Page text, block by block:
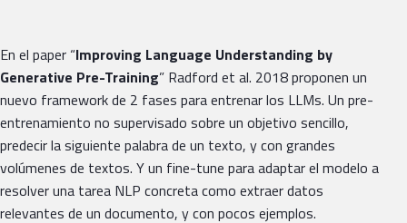
En el paper “Improving Language Understanding by
Generative Pre-Training” Radford et al. 2018 proponen un
nuevo framework de 2 fases para entrenar los LLMs. Un pre-
entrenamiento no supervisado sobre un objetivo sencillo,
predecir la siguiente palabra de un texto, y con grandes
volúmenes de textos. Y un fine-tune para adaptar el modelo a
resolver una tarea NLP concreta como extraer datos
relevantes de un documento, y con pocos ejemplos.